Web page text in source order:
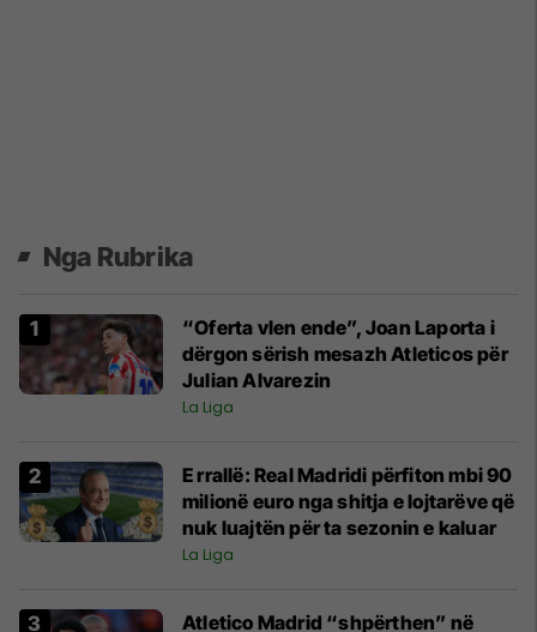
Nga Rubrika
“Oferta vlen ende”, Joan Laporta i
dërgon sërish mesazh Atleticos për
Julian Alvarezin
La Liga
E rrallë: Real Madridi përfiton mbi 90
milionë euro nga shitja e lojtarëve që
nuk luajtën për ta sezonin e kaluar
La Liga
Atletico Madrid “shpërthen” në